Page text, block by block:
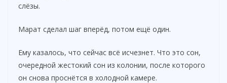
слёзы.
Марат сделал шаг вперёд, потом ещё один.
Ему казалось, что сейчас всё исчезнет. Что это сон,
очередной жестокий сон из колонии, после которого
он снова проснётся в холодной камере.